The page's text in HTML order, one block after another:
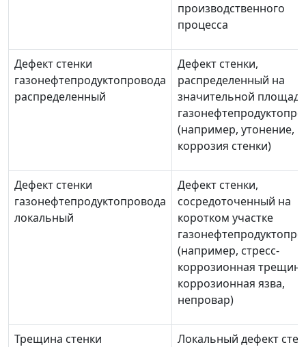
производственного
процесса
Дефект стенки
газонефтепродуктопровода
распределенный
Дефект стенки,
распределенный на
значительной площади
(например, утонение,
коррозия стенки)
Дефект стенки
газонефтепродуктопровода
локальный
Дефект стенки,
сосредоточенный на
коротком участке
(например, стресс-
коррозионная
коррозионная язва,
непровар)
Трещина стенки
Локальный дефект